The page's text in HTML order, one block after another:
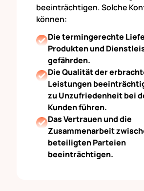
beeinträchtigen. Solche
können:
Die termingerechte
Produkten und
gefährden.
Die Qualität der
Leistungen
zu Unzufriedenheit bei
Kunden führen.
Das Vertrauen und die
Zusammenarbeit
beteiligten Parteien
beeinträchtigen.